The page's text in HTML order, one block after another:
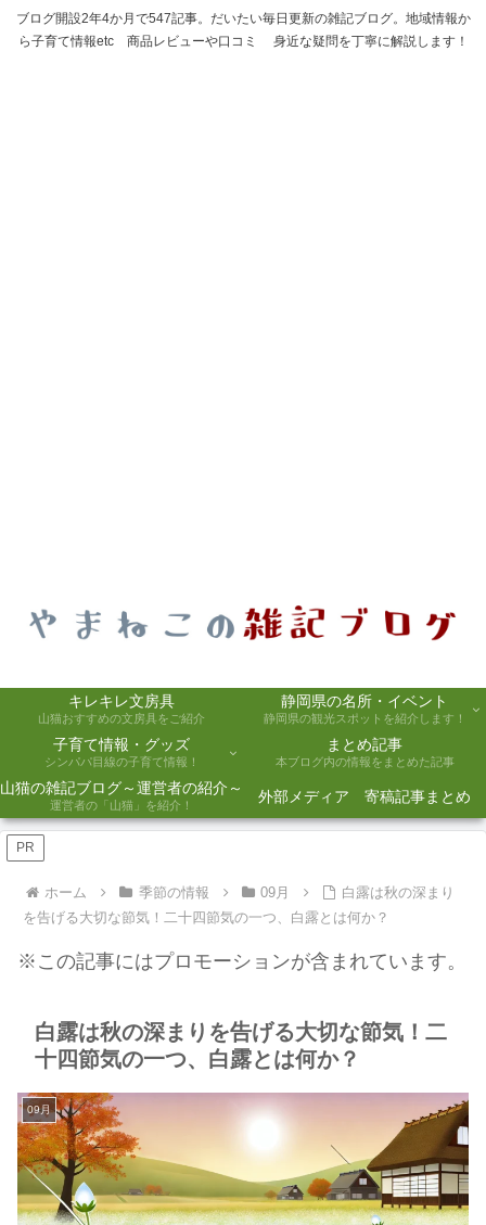
ブログ開設2年4か月で547記事。だいたい毎日更新の雑記ブログ。地域情報か
ら子育て情報etc 商品レビューや口コミ 身近な疑問を丁寧に解説します！
キレキレ文房具
山猫おすすめの文房具をご紹介
静岡県の名所・イベント
静岡県の観光スポットを紹介します！
子育て情報・グッズ
シンパパ目線の子育て情報！
まとめ記事
本ブログ内の情報をまとめた記事
山猫の雑記ブログ～運営者の紹介～
運営者の「山猫」を紹介！ 外部メディア 寄稿記事まとめ
PR
ホーム 季節の情報 09月
白露は秋の深まり
を告げる大切な節気！二十四節気の一つ、白露とは何か？
※この記事にはプロモーションが含まれています。
白露は秋の深まりを告げる大切な節気！二
十四節気の一つ、白露とは何か？
09月